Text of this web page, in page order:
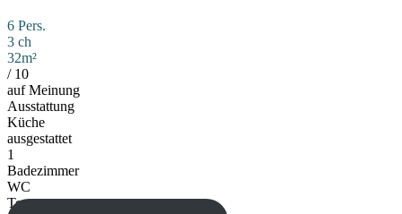
6 Pers.
3 ch
32m²
/ 10
auf Meinung
Ausstattung
Küche
ausgestattet
1
Badezimmer
WC
Terrasse